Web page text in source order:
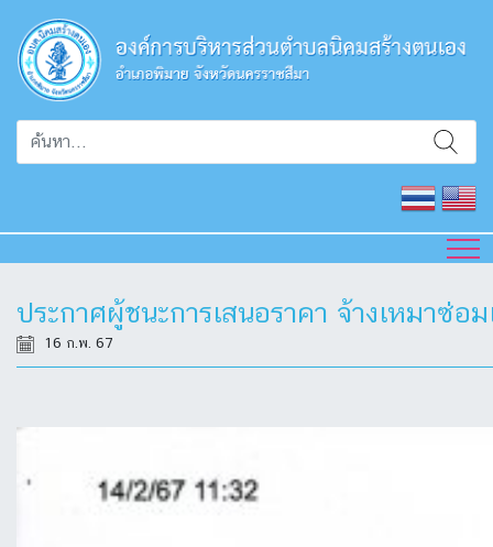
ประกาศผู้ชนะการเสนอราคา จ้างเหมาซ่อ
16 ก.พ. 67